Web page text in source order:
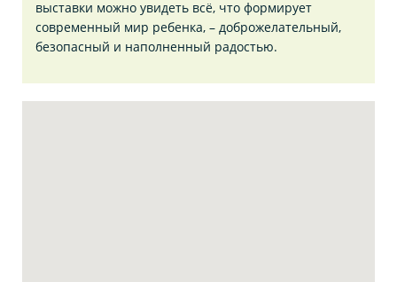
выставки можно увидеть всё, что формирует
современный мир ребенка, – доброжелательный,
безопасный и наполненный радостью.